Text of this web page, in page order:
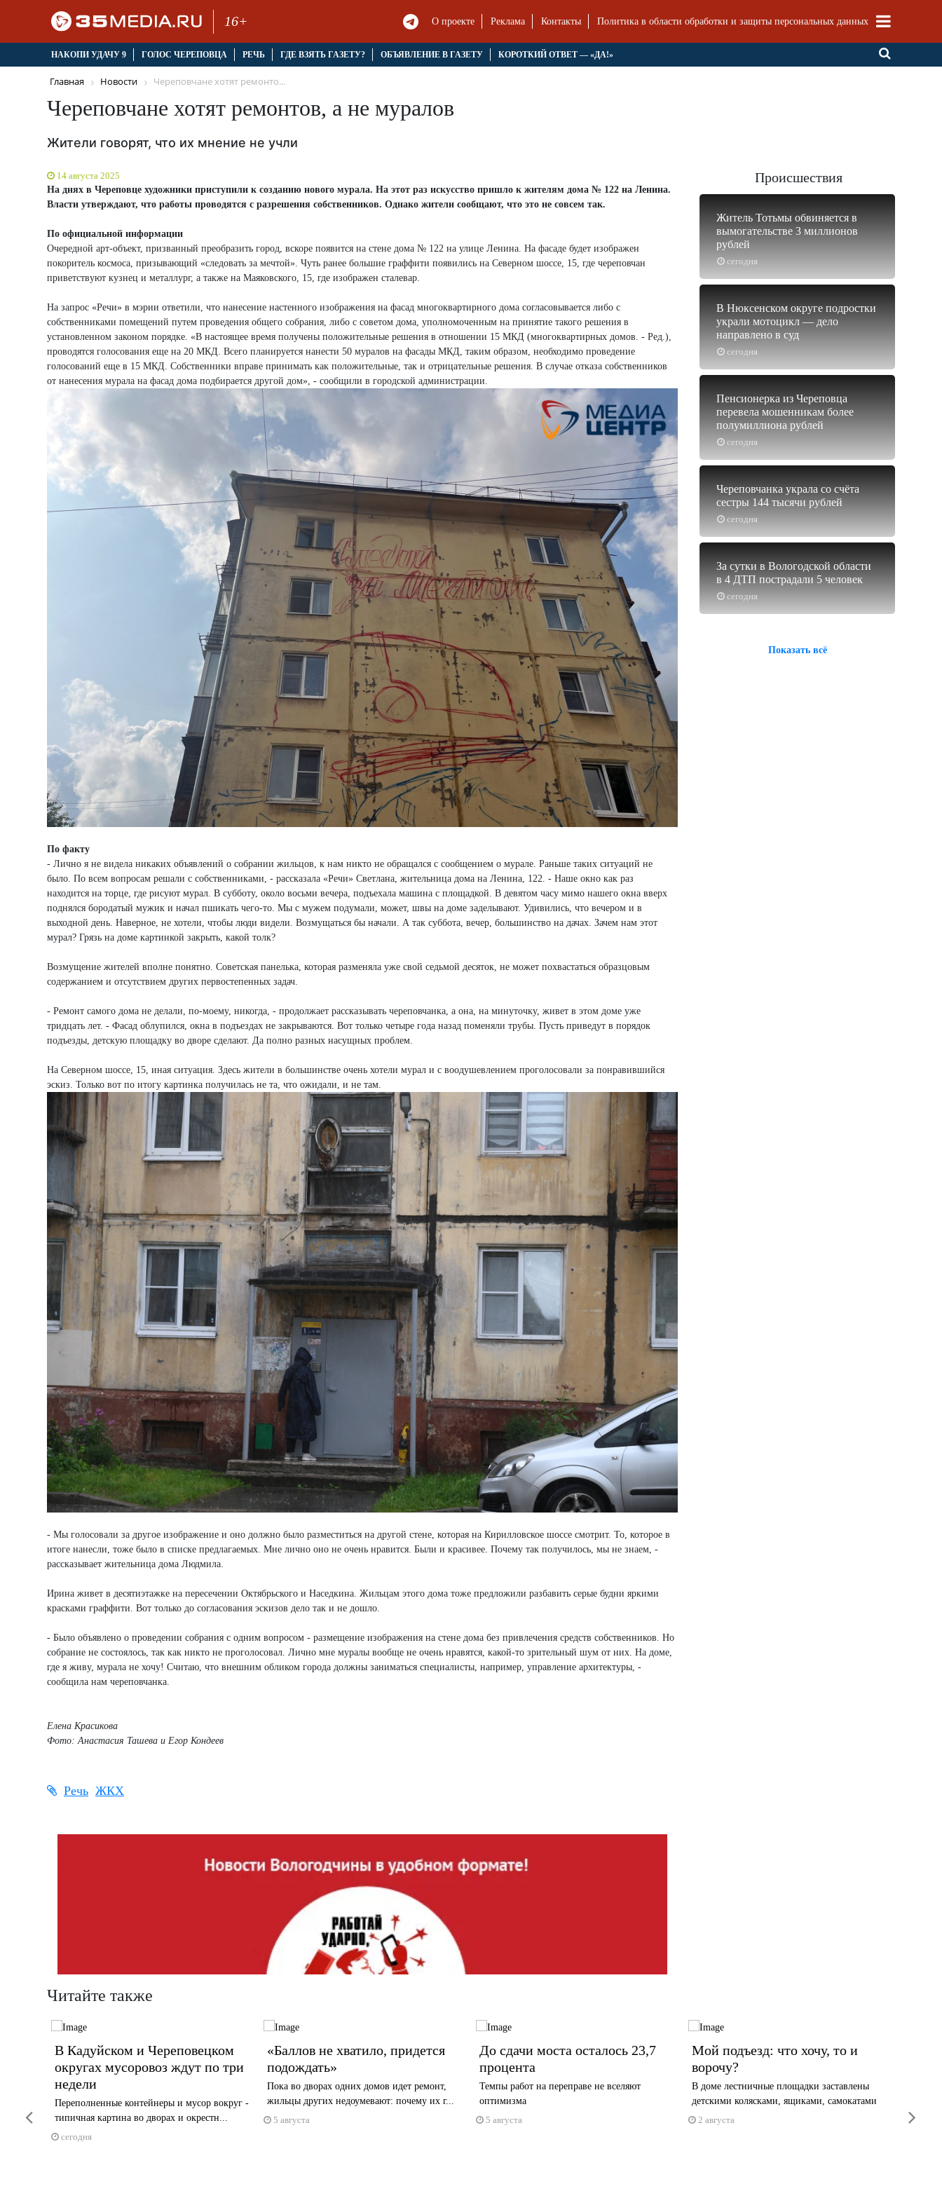
16+ О проекте Реклама Контакты Политика в области обработки и защиты персональных данных
НАКОПИ УДАЧУ 9 ГОЛОС ЧЕРЕПОВЦА РЕЧЬ ГДЕ ВЗЯТЬ ГАЗЕТУ? ОБЪЯВЛЕНИЕ В ГАЗЕТУ КОРОТКИЙ ОТВЕТ — «ДА!»
Главная Новости Череповчане хотят ремонто...
Череповчане хотят ремонтов, а не муралов
Жители говорят, что их мнение не учли
14 августа 2025
На днях в Череповце художники приступили к созданию нового мурала. На этот раз искусство пришло к жителям дома № 122 на Ленина.
Власти утверждают, что работы проводятся с разрешения собственников. Однако жители сообщают, что это не совсем так.
По официальной информации
Очередной арт-объект, призванный преобразить город, вскоре появится на стене дома № 122 на улице Ленина. На фасаде будет изображен
покоритель космоса, призывающий «следовать за мечтой». Чуть ранее большие граффити появились на Северном шоссе, 15, где череповчан
приветствуют кузнец и металлург, а также на Маяковского, 15, где изображен сталевар.
На запрос «Речи» в мэрии ответили, что нанесение настенного изображения на фасад многоквартирного дома согласовывается либо с
собственниками помещений путем проведения общего собрания, либо с советом дома, уполномоченным на принятие такого решения в
установленном законом порядке. «В настоящее время получены положительные решения в отношении 15 МКД (многоквартирных домов. - Ред.),
проводятся голосования еще на 20 МКД. Всего планируется нанести 50 муралов на фасады МКД, таким образом, необходимо проведение
голосований еще в 15 МКД. Собственники вправе принимать как положительные, так и отрицательные решения. В случае отказа собственников
от нанесения мурала на фасад дома подбирается другой дом», - сообщили в городской администрации.
По факту
- Лично я не видела никаких объявлений о собрании жильцов, к нам никто не обращался с сообщением о мурале. Раньше таких ситуаций не
было. По всем вопросам решали с собственниками, - рассказала «Речи» Светлана, жительница дома на Ленина, 122. - Наше окно как раз
находится на торце, где рисуют мурал. В субботу, около восьми вечера, подъехала машина с площадкой. В девятом часу мимо нашего окна вверх
поднялся бородатый мужик и начал пшикать чего-то. Мы с мужем подумали, может, швы на доме заделывают. Удивились, что вечером и в
выходной день. Наверное, не хотели, чтобы люди видели. Возмущаться бы начали. А так суббота, вечер, большинство на дачах. Зачем нам этот
мурал? Грязь на доме картинкой закрыть, какой толк?
Возмущение жителей вполне понятно. Советская панелька, которая разменяла уже свой седьмой десяток, не может похвастаться образцовым
содержанием и отсутствием других первостепенных задач.
- Ремонт самого дома не делали, по-моему, никогда, - продолжает рассказывать череповчанка, а она, на минуточку, живет в этом доме уже
тридцать лет. - Фасад облупился, окна в подъездах не закрываются. Вот только четыре года назад поменяли трубы. Пусть приведут в порядок
подъезды, детскую площадку во дворе сделают. Да полно разных насущных проблем.
На Северном шоссе, 15, иная ситуация. Здесь жители в большинстве очень хотели мурал и с воодушевлением проголосовали за понравившийся
эскиз. Только вот по итогу картинка получилась не та, что ожидали, и не там.
- Мы голосовали за другое изображение и оно должно было разместиться на другой стене, которая на Кирилловское шоссе смотрит. То, которое в
итоге нанесли, тоже было в списке предлагаемых. Мне лично оно не очень нравится. Были и красивее. Почему так получилось, мы не знаем, -
рассказывает жительница дома Людмила.
Ирина живет в десятиэтажке на пересечении Октябрьского и Наседкина. Жильцам этого дома тоже предложили разбавить серые будни яркими
красками граффити. Вот только до согласования эскизов дело так и не дошло.
- Было объявлено о проведении собрания с одним вопросом - размещение изображения на стене дома без привлечения средств собственников. Но
собрание не состоялось, так как никто не проголосовал. Лично мне муралы вообще не очень нравятся, какой-то зрительный шум от них. На доме,
где я живу, мурала не хочу! Считаю, что внешним обликом города должны заниматься специалисты, например, управление архитектуры, -
сообщила нам череповчанка.
Елена Красикова
Фото: Анастасия Ташева и Егор Кондеев
Речь ЖКХ
Происшествия
сегодня
Житель Тотьмы обвиняется в
вымогательстве 3 миллионов
рублей
сегодня
В Нюксенском округе подростки
украли мотоцикл — дело
направлено в суд
сегодня
Пенсионерка из Череповца
перевела мошенникам более
полумиллиона рублей
сегодня
Череповчанка украла со счёта
сестры 144 тысячи рублей
сегодня
За сутки в Вологодской области
в 4 ДТП пострадали 5 человек
Показать всё
Читайте также
В Кадуйском и Череповецком
округах мусоровоз ждут по три
недели
Переполненные контейнеры и мусор вокруг -
типичная картина во дворах и окрестн...
сегодня
«Баллов не хватило, придется
подождать»
Пока во дворах одних домов идет ремонт,
жильцы других недоумевают: почему их г...
5 августа
До сдачи моста осталось 23,7
процента
Темпы работ на переправе не вселяют
оптимизма
5 августа
Мой подъезд: что хочу, то и
ворочу?
В доме лестничные площадки заставлены
детскими колясками, ящиками, самокатами
2 августа
29 июля